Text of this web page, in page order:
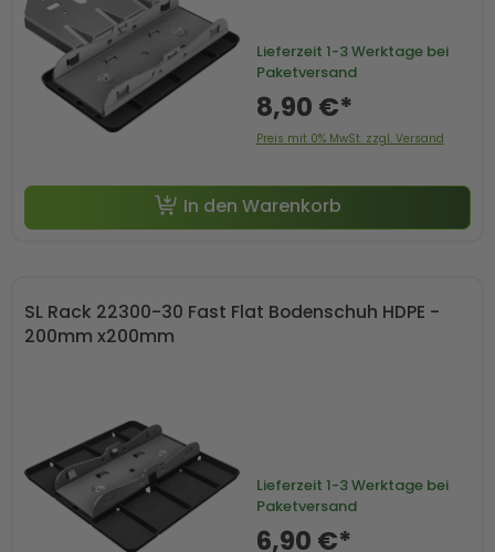
Lieferzeit 1-3 Werktage bei
Paketversand
8,90 €*
Preis mit 0% MwSt. zzgl. Versand
In den Warenkorb
SL Rack 22300-30 Fast Flat Bodenschuh HDPE -
200mm x200mm
Lieferzeit 1-3 Werktage bei
Paketversand
6,90 €*